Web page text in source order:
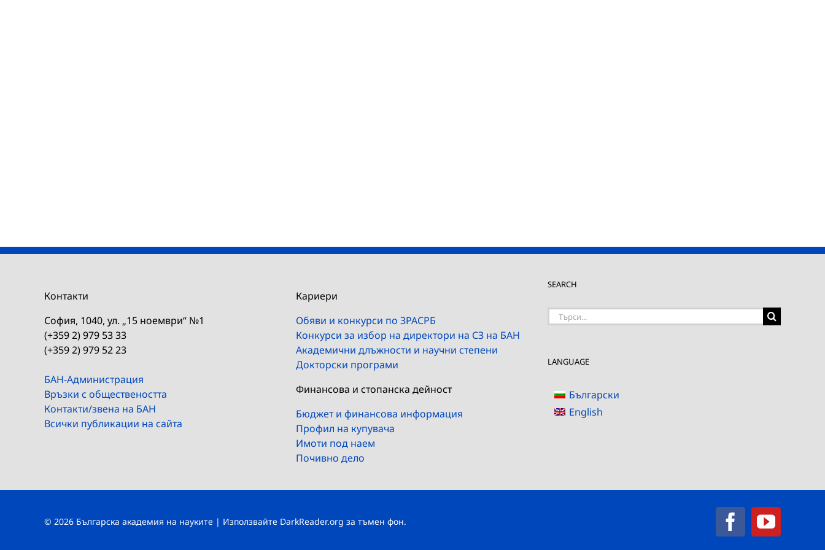
Контакти
София, 1040, ул. „15 ноември“ №1
(+359 2) 979 53 33
(+359 2) 979 52 23
БАН-Администрация
Връзки с обществеността
Контакти/звена на БАН
Всички публикации на сайта
Кариери
Обяви и конкурси по ЗРАСРБ
Конкурси за избор на директори на СЗ на БАН
Академични длъжности и научни степени
Докторски програми
Финансова и стопанска дейност
Бюджет и финансова информация
Профил на купувача
Имоти под наем
Почивно дело
SEARCH
Търсене
LANGUAGE
Български
English
© 2026 Българска академия на науките | Използвайте DarkReader.org за тъмен фон. Facebook